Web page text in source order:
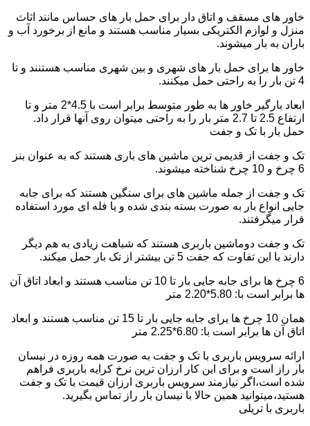
خاور های مسقف و اتاق دار برای حمل بار های حساس مانند اثاث
منزل و لوازم الکتریکی بسیار مناسب هستند و مانع از برخورد آب و
باران به بار میشوند.
خاور ها برای حمل بار های شهری و بین شهری مناسب هستنند و تا
4 تن بار را به راحتی حمل میکنند.
ابعاد بارگیر خاور ها به طور متوسط برابر است با 4.5*2 متر و تا
ارتفاع 2.5 تا 2.7 متر بار را به راحتی میتوان روی آنها قرار داد.
حمل بار با تک و جفت
تک و جفت از قدیمی ترین ماشین های باری هستند که به عنوان بنز
6 چرخ و 10 چرخ شناخته میشوند.
تک و جفت از جمله ماشین های برای سنگین هستند که برای جابه
جایی انواع بار به صورت بسته بندی شده و یا فله ای مورد استفاده
قرار میگرفتند.
تک و جفت دوماشین باربری هستند که شباهت زیادی به هم دیگر
دارند با این تفاوت که جفت 5 تن بیشتر از تک بار حمل میکند.
6 چرخ ها برای جابه جایی بار تا 10 تن مناسب هستند و ابعاد اتاق آن
ها برابر است با: 5.80*2.20 متر
همان 10 چرخ ها برای جابه جایی بار تا 15 تن مناسب هستند و ابعاد
اتاق آن ها برابر است با: 6.80*2.25 متر
ارائه سرویس باربری با تک و جفت به صورت همه روزه در نیسان
بار راز است و برای این کار ارزان ترین نرخ کرایه باربری فراهم
شده است،اگر نیازمند سرویس باربری ارزان قیمت با تک و جفت
هستید،میتوانید همین حالا با نیسان بار راز تماس بگیرید.
باربری با تریلی